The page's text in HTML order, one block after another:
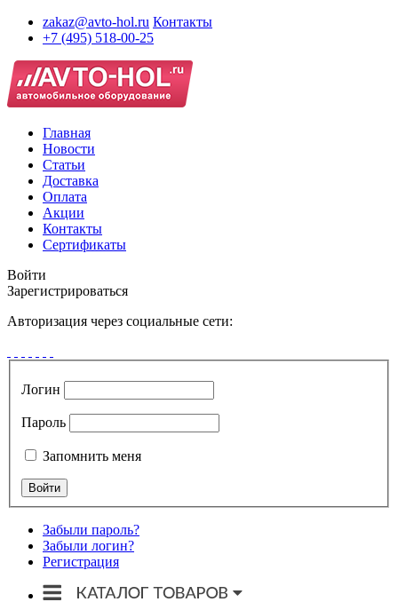
zakaz@avto-hol.ru Контакты
+7 (495) 518-00-25
Главная
Новости
Статьи
Доставка
Оплата
Акции
Контакты
Сертификаты
Войти
Зарегистрироваться
Авторизация через социальные сети:
Логин
Пароль
Запомнить меня
Забыли пароль?
Забыли логин?
Регистрация